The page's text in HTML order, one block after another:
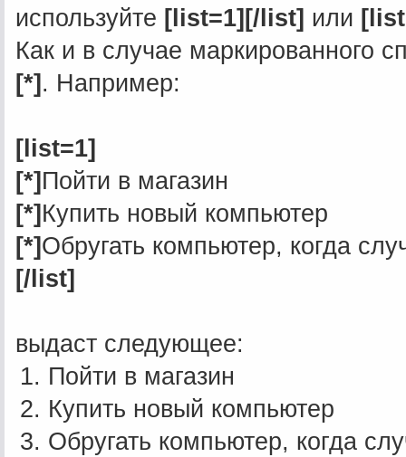
используйте [list=1][/list] или
Как и в случае маркированного
[*]. Например:
[list=1]
[*]Пойти в магазин
[*]Купить новый компьютер
[*]Обругать компьютер, когда
[/list]
выдаст следующее:
Пойти в магазин
Купить новый компьютер
Обругать компьютер, когда